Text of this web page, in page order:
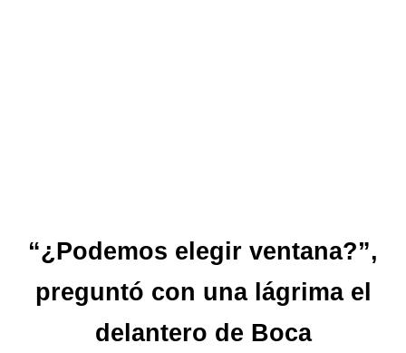
“¿Podemos elegir ventana?”,
preguntó con una lágrima el
delantero de Boca